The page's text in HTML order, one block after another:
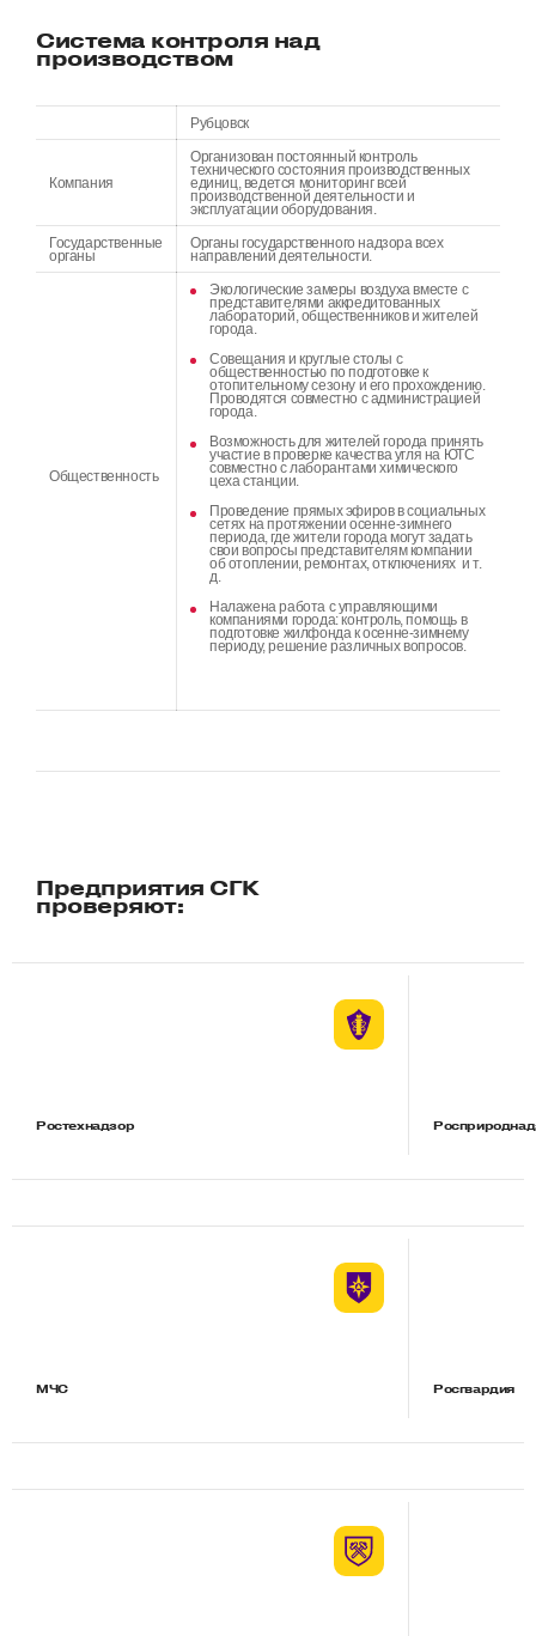
Система контроля над
производством
Рубцовск
Компания
Организован постоянный контроль
технического состояния производственных
единиц, ведется мониторинг всей
производственной деятельности и
эксплуатации оборудования.
Государственные
органы
Органы государственного надзора всех
направлений деятельности.
Общественность
Экологические замеры воздуха вместе с
представителями аккредитованных
лабораторий, общественников и жителей
города.
Совещания и круглые столы с
общественностью по подготовке к
отопительному сезону и его прохождению.
Проводятся совместно с администрацией
города.
Возможность для жителей города принять
участие в проверке качества угля на ЮТС
совместно с лаборантами химического
цеха станции.
Проведение прямых эфиров в социальных
сетях на протяжении осенне-зимнего
периода, где жители города могут задать
свои вопросы представителям компании
об отоплении, ремонтах, отключениях и т.
д.
Налажена работа с управляющими
компаниями города: контроль, помощь в
подготовке жилфонда к осенне-зимнему
периоду, решение различных вопросов.
Предприятия СГК
проверяют:
Ростехнадзор
МЧС Росгвардия